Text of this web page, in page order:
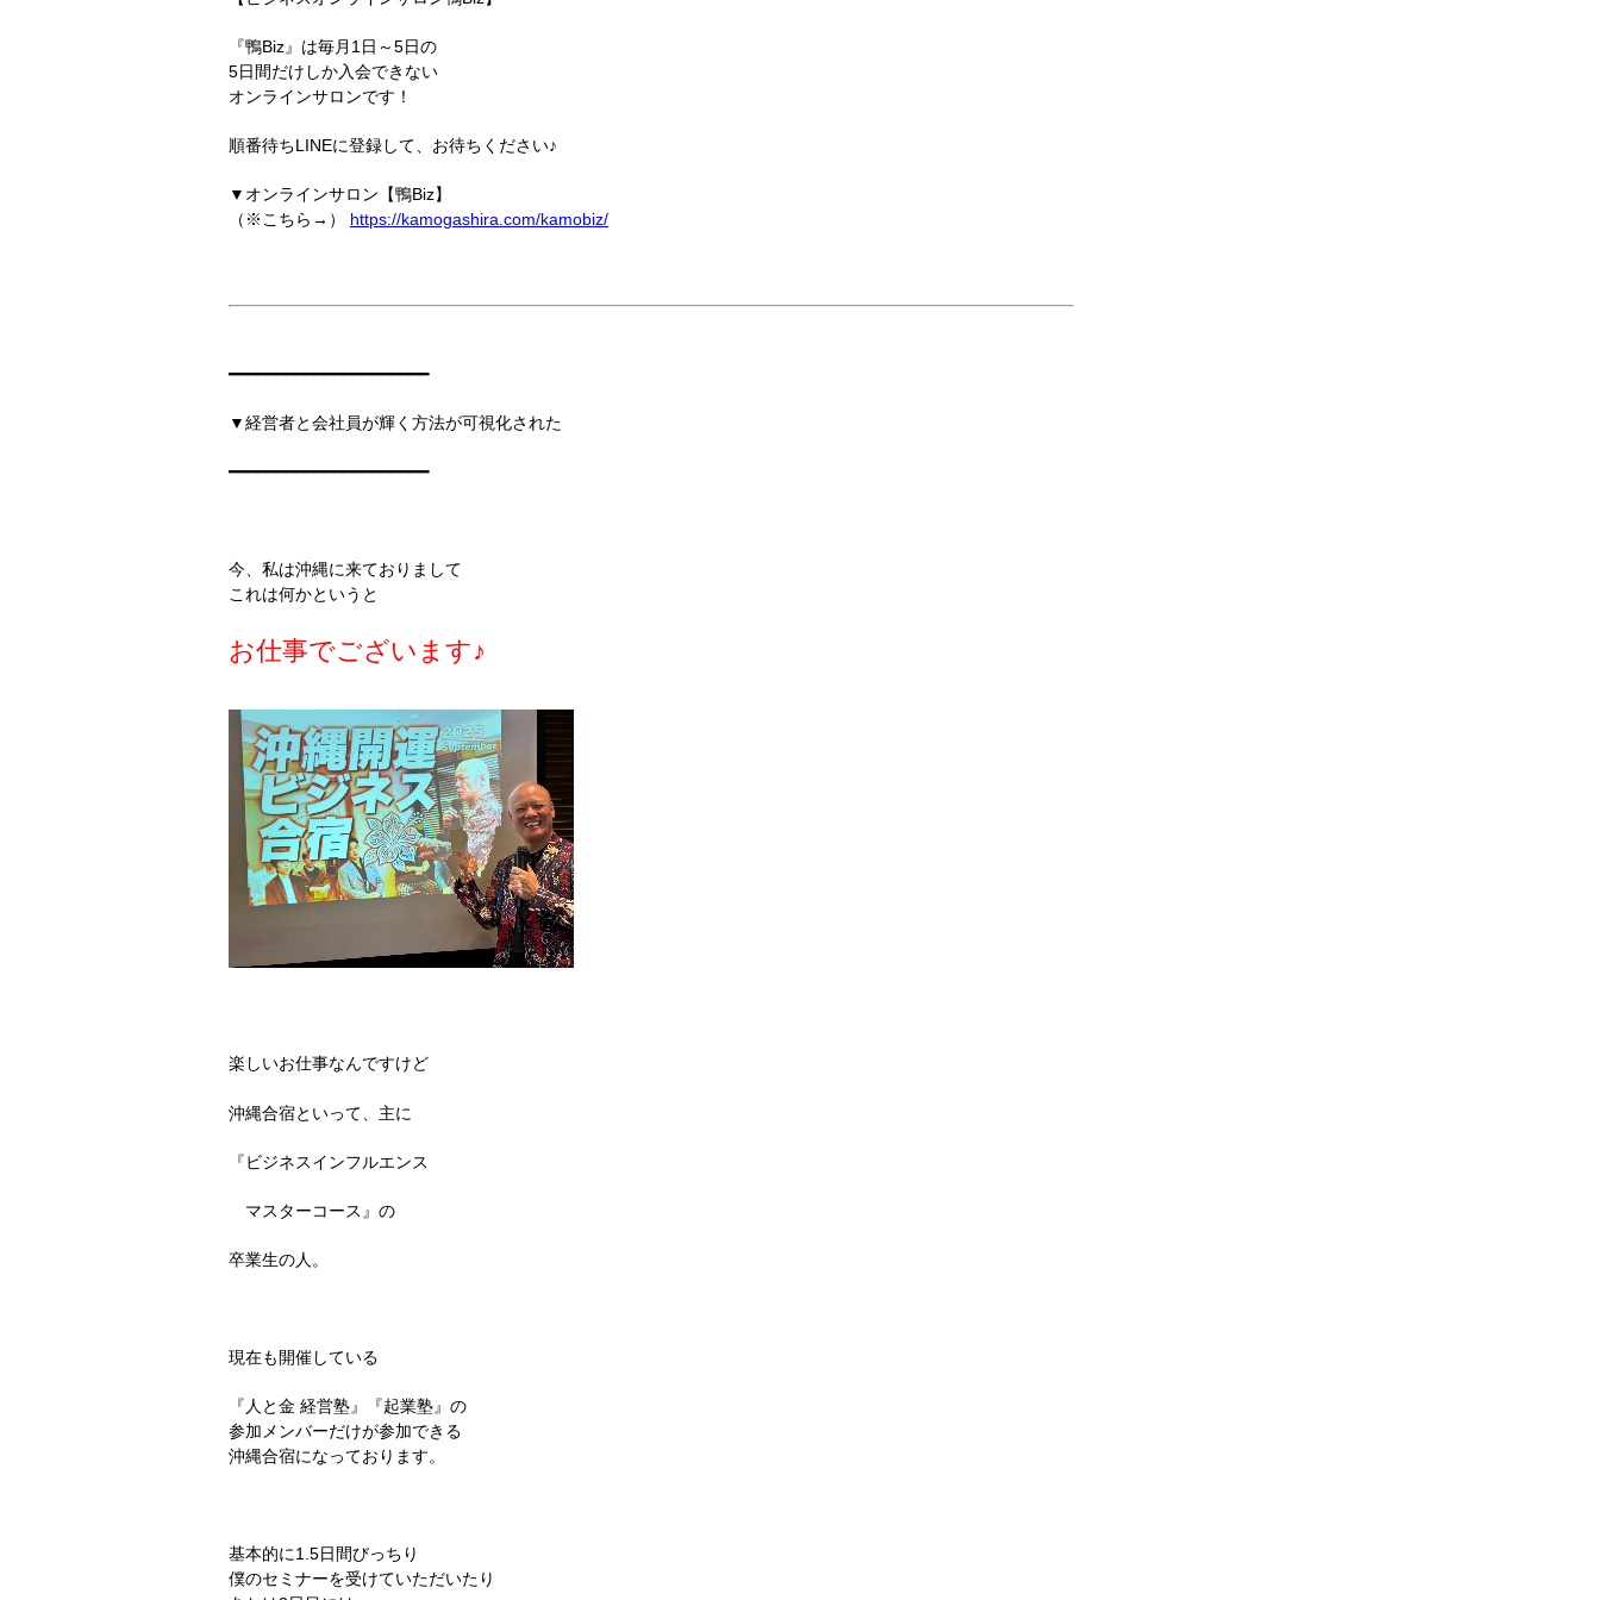
『鴨Biz』は毎月1日～5日の
5日間だけしか入会できない
オンラインサロンです！
順番待ちLINEに登録して、お待ちください♪
▼オンラインサロン【鴨Biz】
（※こちら→） https://kamogashira.com/kamobiz/
━━━━━━━━━━━━━━━━━━━━━
▼経営者と会社員が輝く方法が可視化された
━━━━━━━━━━━━━━━━━━━━━
今、私は沖縄に来ておりまして
これは何かというと
お仕事でございます♪
楽しいお仕事なんですけど
沖縄合宿といって、主に
『ビジネスインフルエンス
マスターコース』の
卒業生の人。
現在も開催している
『人と金 経営塾』『起業塾』の
参加メンバーだけが参加できる
沖縄合宿になっております。
基本的に1.5日間びっちり
僕のセミナーを受けていただいたり